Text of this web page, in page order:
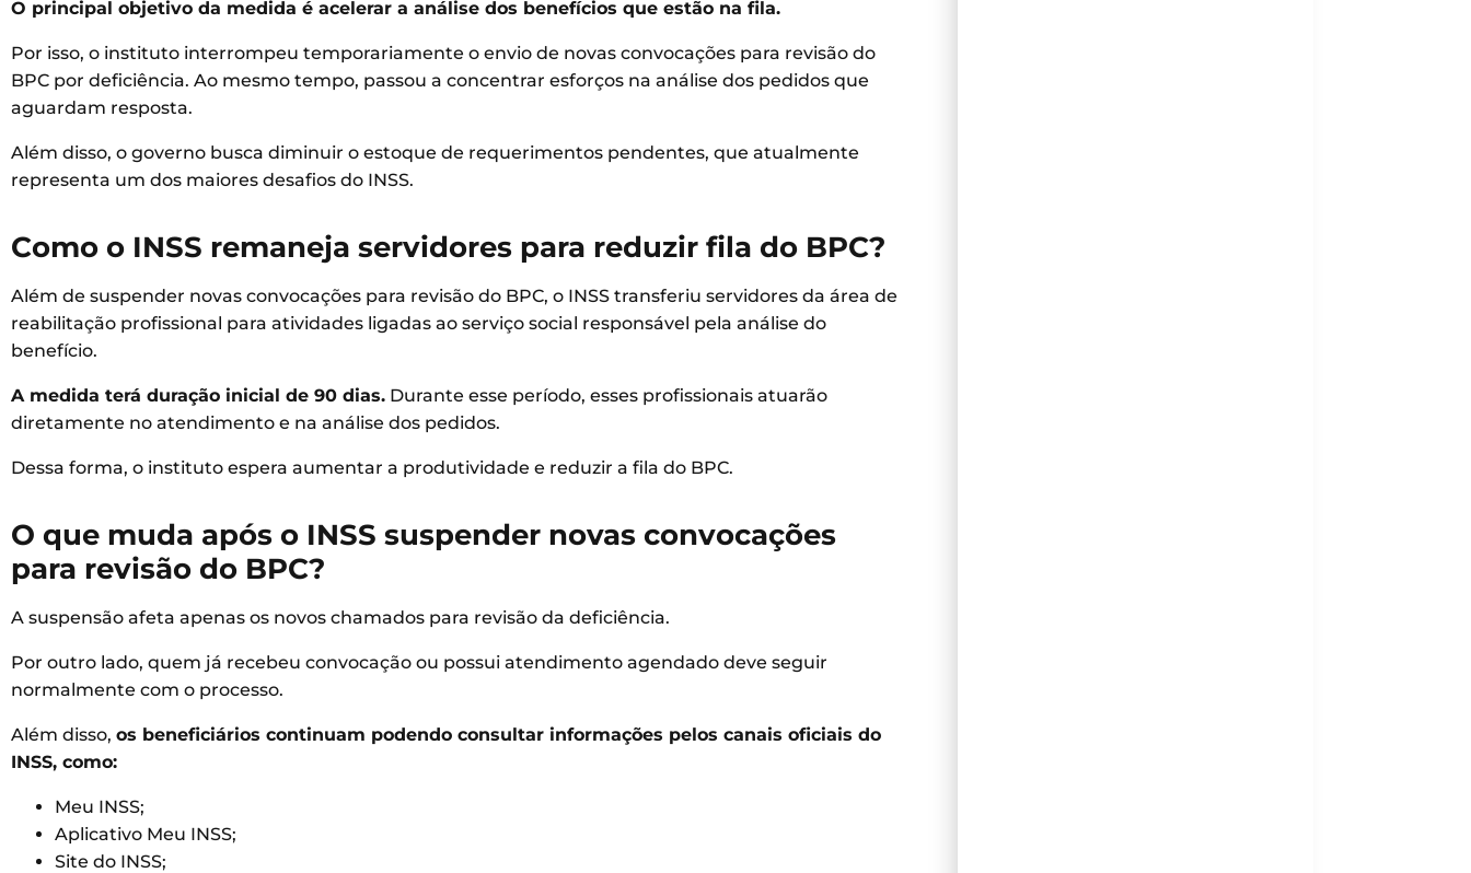
O principal objetivo da medida é acelerar a análise dos benefícios que estão na fila.
Por isso, o instituto interrompeu temporariamente o envio de novas convocações para revisão do
BPC por deficiência. Ao mesmo tempo, passou a concentrar esforços na análise dos pedidos que
aguardam resposta.
Além disso, o governo busca diminuir o estoque de requerimentos pendentes, que atualmente
representa um dos maiores desafios do INSS.
Como o INSS remaneja servidores para reduzir fila do BPC?
Além de suspender novas convocações para revisão do BPC, o INSS transferiu servidores da área de
reabilitação profissional para atividades ligadas ao serviço social responsável pela análise do
benefício.
A medida terá duração inicial de 90 dias. Durante esse período, esses profissionais atuarão
diretamente no atendimento e na análise dos pedidos.
Dessa forma, o instituto espera aumentar a produtividade e reduzir a fila do BPC.
O que muda após o INSS suspender novas convocações
para revisão do BPC?
A suspensão afeta apenas os novos chamados para revisão da deficiência.
Por outro lado, quem já recebeu convocação ou possui atendimento agendado deve seguir
normalmente com o processo.
Além disso, os beneficiários continuam podendo consultar informações pelos canais oficiais do
INSS, como:
Meu INSS;
Aplicativo Meu INSS;
Site do INSS;